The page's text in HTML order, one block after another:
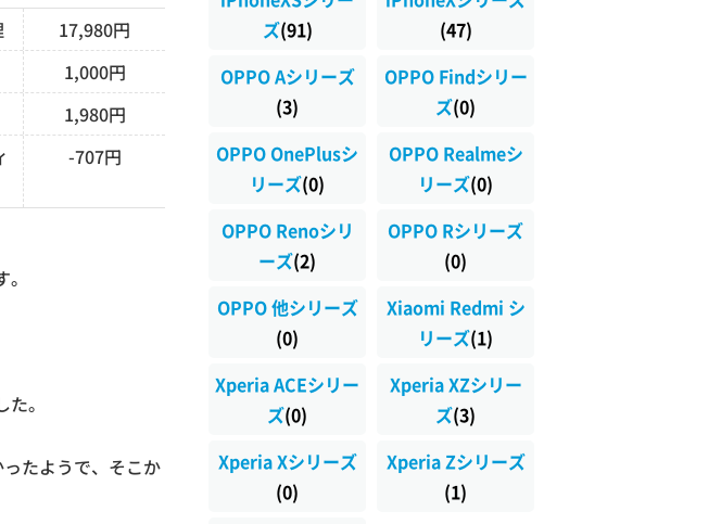
17,980円
1,000円
1,980円
-707円
。
たようで、そこか
ズ(91)
(47)
OPPO Aシリーズ
(3)
OPPO Findシリー
ズ(0)
OPPO OnePlusシ
リーズ(0)
OPPO Realmeシ
リーズ(0)
OPPO Renoシリ
ーズ(2)
OPPO Rシリーズ
(0)
OPPO 他シリーズ
(0)
Xiaomi Redmi シ
リーズ(1)
Xperia ACEシリー
ズ(0)
Xperia XZシリー
ズ(3)
Xperia Xシリーズ
(0)
Xperia Zシリーズ
(1)